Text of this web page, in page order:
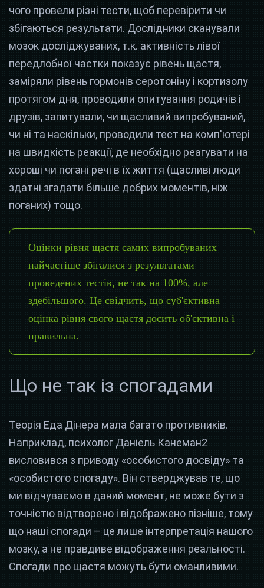
чого провели різні тести, щоб перевірити чи
збігаються результати. Дослідники сканували
мозок досліджуваних, т.к. активність лівої
передлобної частки показує рівень щастя,
заміряли рівень гормонів серотоніну і кортизолу
протягом дня, проводили опитування родичів і
друзів, запитували, чи щасливий випробуваний,
чи ні та наскільки, проводили тест на комп'ютері
на швидкість реакції, де необхідно реагувати на
хороші чи погані речі в їх життя (щасливі люди
здатні згадати більше добрих моментів, ніж
поганих) тощо.
Оцінки рівня щастя самих випробуваних
найчастіше збігалися з результатами
проведених тестів, не так на 100%, але
здебільшого. Це свідчить, що суб'єктивна
оцінка рівня свого щастя досить об'єктивна і
правильна.
Що не так із спогадами
Теорія Еда Дінера мала багато противників.
Наприклад, психолог Даніель Канеман2
висловився з приводу «особистого досвіду» та
«особистого спогаду». Він стверджував те, що
ми відчуваємо в даний момент, не може бути з
точністю відтворено і відображено пізніше, тому
що наші спогади – це лише інтерпретація нашого
мозку, а не правдиве відображення реальності.
Спогади про щастя можуть бути оманливими.